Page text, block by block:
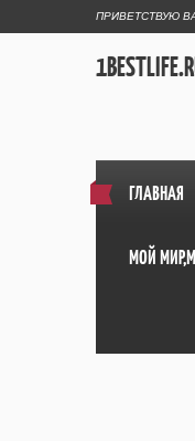
ПРИВЕТСТВУЮ
ГЛАВНАЯ
МОЙ